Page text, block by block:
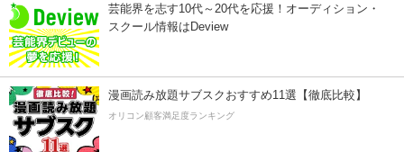
芸能界を志す10代～20代を応援！オーディション・
スクール情報はDeview
漫画読み放題サブスクおすすめ11選【徹底比較】
オリコン顧客満足度ランキング